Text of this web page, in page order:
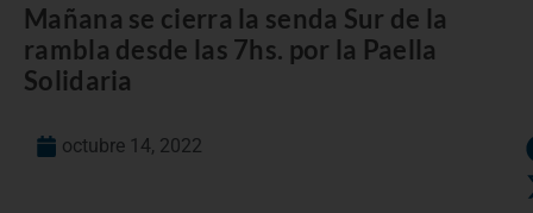
Mañana se cierra la senda Sur de la
rambla desde las 7hs. por la Paella
Solidaria
octubre 14, 2022